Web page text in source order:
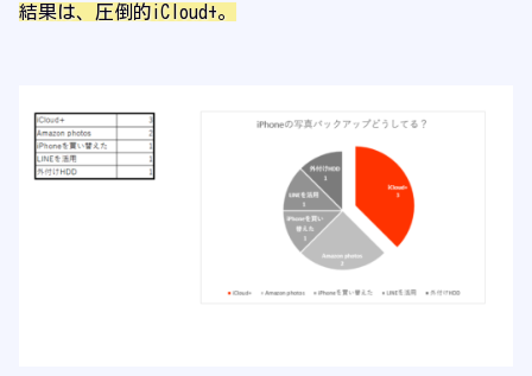
結果は、圧倒的iCloud+。